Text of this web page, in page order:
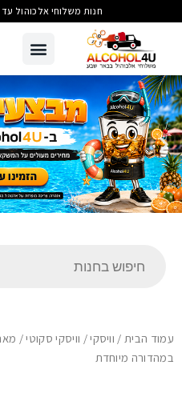
חנות משלוחי אלכוהול
עמוד הבית/ וויסקי/ וויסקי סקוטי
במהדורה מיוחדת